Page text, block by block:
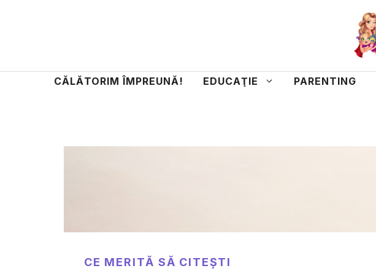
CĂLĂTORIM ÎMPREUNĂ! EDUCAŢIE PARENTING
CE MERITĂ SĂ CITEȘTI